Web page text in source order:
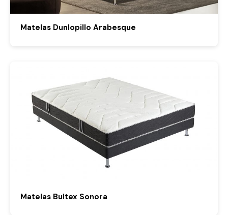
Matelas Dunlopillo Arabesque
Matelas Bultex Sonora